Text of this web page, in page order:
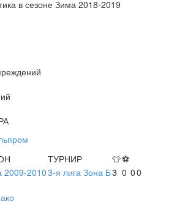
в сезоне Зима 2018-2019
ТУРНИР 👕⚽
2009-20103-я лига Зона Б3 0 00